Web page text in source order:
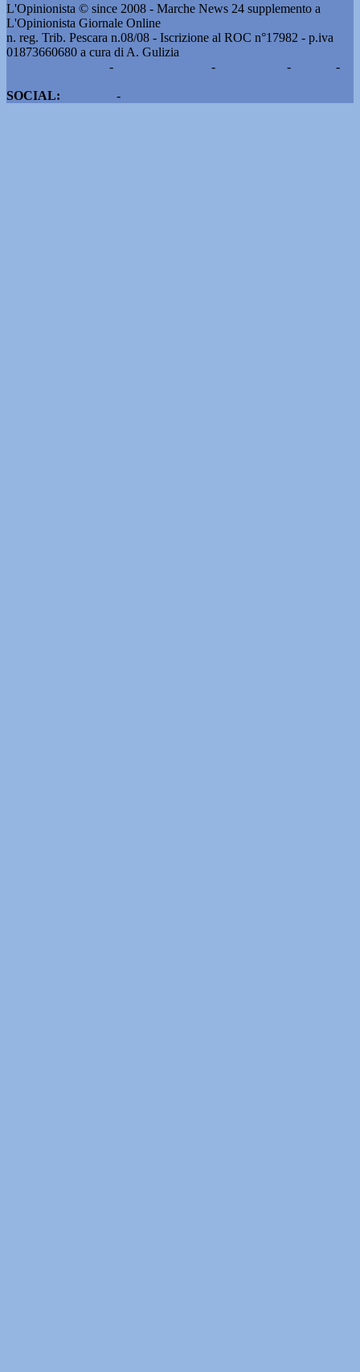
L'Opinionista © since 2008 - Marche News 24 supplemento a
L'Opinionista Giornale Online
n. reg. Trib. Pescara n.08/08 - Iscrizione al ROC n°17982 - p.iva
01873660680 a cura di A. Gulizia
- - -
-
SOCIAL:
-